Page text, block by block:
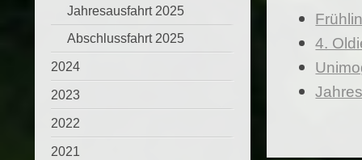
4.
Jahresausfahrt 2025
Abschlussfahrt 2025
2024
2023
2022
2021